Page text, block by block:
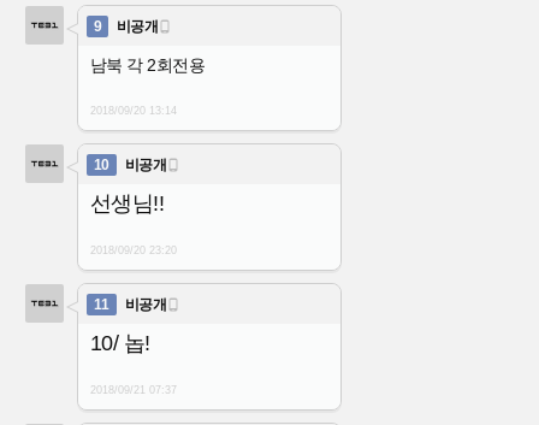
9 비공개 
남북 각 2회전용
2018/09/2013:14
10 비공개 
선생님!!
2018/09/2023:20
11 비공개 
10/ 놉!
2018/09/21 07:37